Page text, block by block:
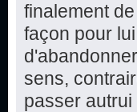
finalement
façon pour
sens,
passer